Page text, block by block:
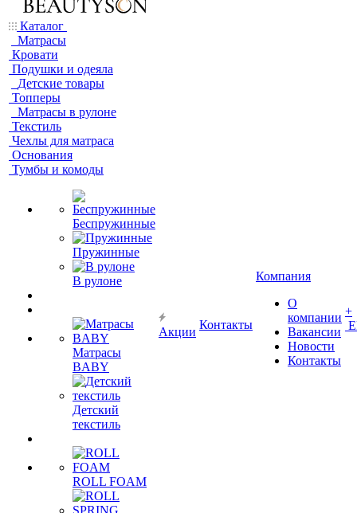
Каталог
Матрасы
Кровати
Подушки и одеяла
Детские товары
Топперы
Матрасы в рулоне
Текстиль
Чехлы для матраса
Основания
Тумбы и комоды
Беспружинные
Пружинные
В рулоне
Матрасы
BABY
Детский
текстиль
ROLL FOAM
Акции
Контакты
Компания
О
компании
Вакансии
Новости
Контакты
+